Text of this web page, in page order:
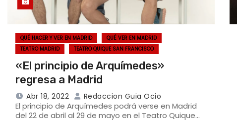
QUÉ HACER Y VER EN MADRID
QUÉ VER EN MADRID
TEATRO MADRID
TEATRO QUIQUE SAN FRANCISCO
«El principio de Arquímedes»
regresa a Madrid
Abr 18, 2022 Redaccion Guia Ocio
El principio de Arquímedes podrá verse en Madrid
del 22 de abril al 29 de mayo en el Teatro Quique…